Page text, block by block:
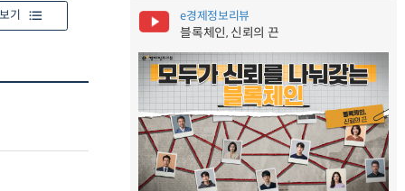
기 e경제정보리뷰
블록체인, 신뢰의 끈